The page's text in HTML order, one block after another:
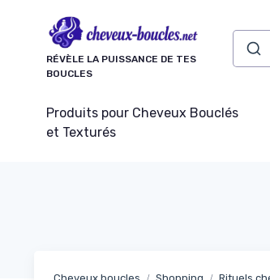
RÉVÈLE LA PUISSANCE DE TES
BOUCLES
Produits pour Cheveux Bouclés
et Texturés